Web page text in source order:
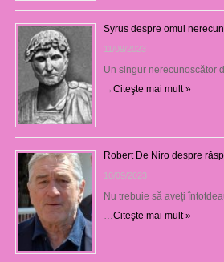
Syrus despre omul
11/09/2023
Un singur nerecunoscător
→Citeşte mai mult »
Robert De Niro despre
10/09/2023
Nu trebuie să aveți
Citeşte mai mult »